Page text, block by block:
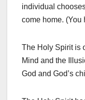
individual
come home. (You
The Holy Spirit is
Mind and the
God and God’s